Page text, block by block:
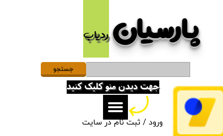
پارسیان​​​​​​​ردیاب
ورود /ثبت نام در سایت
حساب کاربری من
تغییر گذر واژه
سفارشات
خروج از حساب کاربریجهت دیدن منو کلیک کنید
جستجو